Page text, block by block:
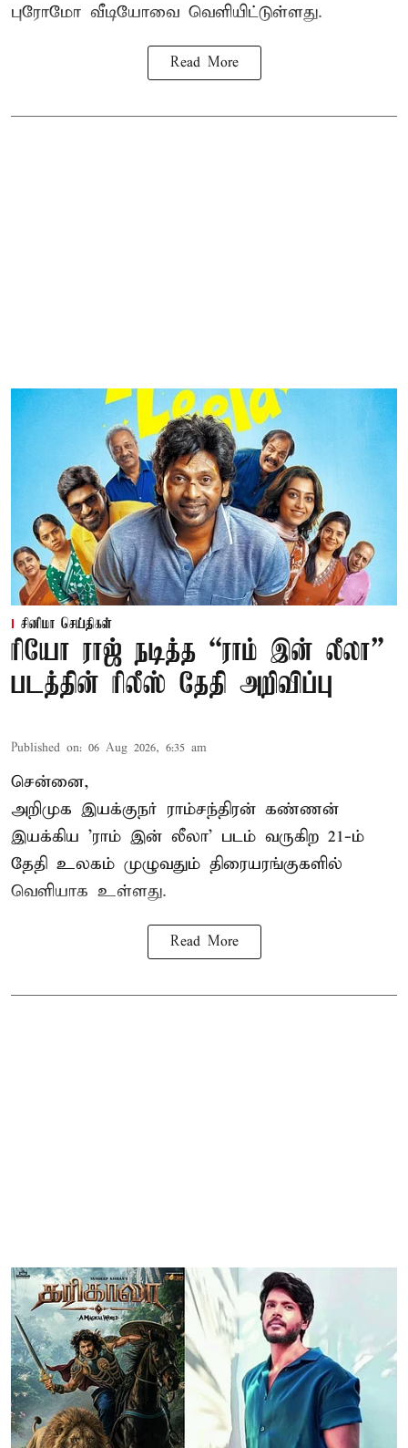
புரோமோ வீடியோவை வெளியிட்டுள்ளது.
Read More
சினிமா செய்திகள்
ரியோ ராஜ் நடித்த “ராம் இன் லீலா”
படத்தின் ரிலீஸ் தேதி அறிவிப்பு
Published on: 06 Aug 2026, 6:35 am
சென்னை,
அறிமுக இயக்குநர் ராம்சந்திரன் கண்ணன்
இயக்கிய 'ராம் இன் லீலா' படம் வருகிற 21-ம்
தேதி உலகம் முழுவதும் திரையரங்குகளில்
வெளியாக உள்ளது.
Read More